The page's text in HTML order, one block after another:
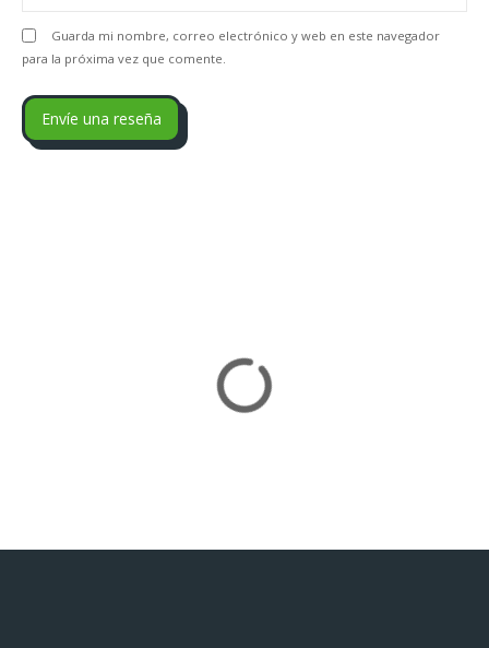
Guarda mi nombre, correo electrónico y web en este navegador
para la próxima vez que comente.